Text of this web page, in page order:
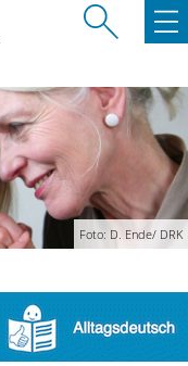
Foto: D. Ende/ DRK